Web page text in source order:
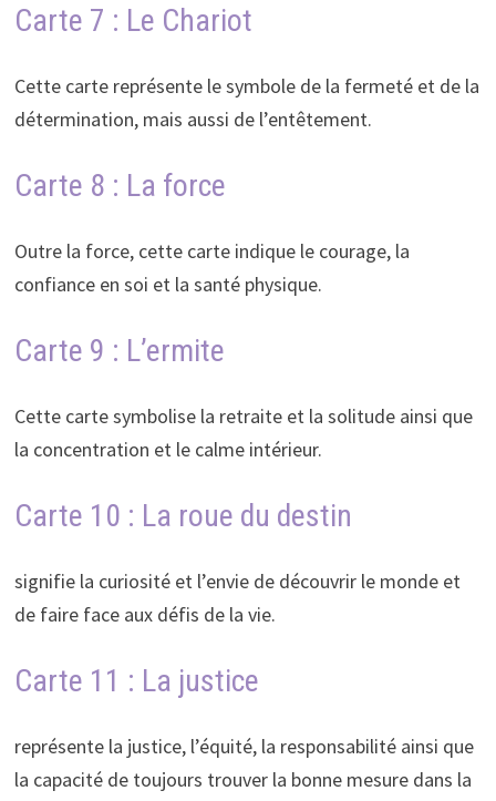
Carte 7 : Le Chariot
Cette carte représente le symbole de la fermeté et de la
détermination, mais aussi de l’entêtement.
Carte 8 : La force
Outre la force, cette carte indique le courage, la
confiance en soi et la santé physique.
Carte 9 : L’ermite
Cette carte symbolise la retraite et la solitude ainsi que
la concentration et le calme intérieur.
Carte 10 : La roue du destin
signifie la curiosité et l’envie de découvrir le monde et
de faire face aux défis de la vie.
Carte 11 : La justice
représente la justice, l’équité, la responsabilité ainsi que
la capacité de toujours trouver la bonne mesure dans la